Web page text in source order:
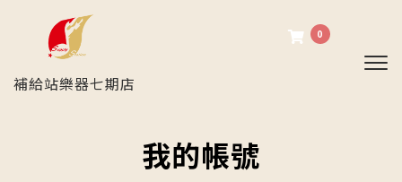
補給站樂器七期店
0
我的帳號